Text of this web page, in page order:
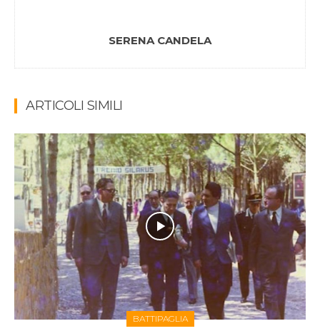
SERENA CANDELA
ARTICOLI SIMILI
BATTIPAGLIA